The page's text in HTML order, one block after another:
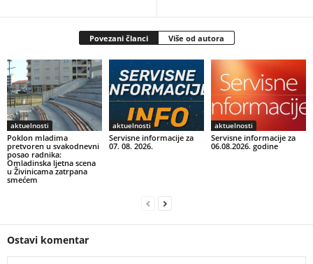
Povezani članci Više od autora
aktuelnosti
Poklon mladima
pretvoren u svakodnevni
posao radnika:
Omladinska ljetna scena
u Živinicama zatrpana
smećem
aktuelnosti
Servisne informacije za
07. 08. 2026.
aktuelnosti
Servisne informacije za
06.08.2026. godine
Ostavi komentar